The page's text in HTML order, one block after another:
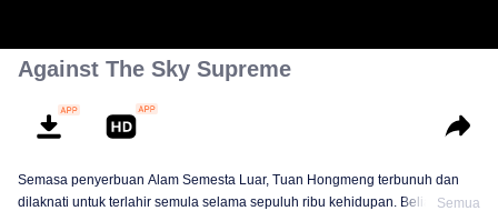
Against The Sky Supreme
Semasa penyerbuan Alam Semesta Luar, Tuan Hongmeng terbunuh dan
dilaknati untuk terlahir semula selama sepuluh ribu kehidupan. BeliauSemua